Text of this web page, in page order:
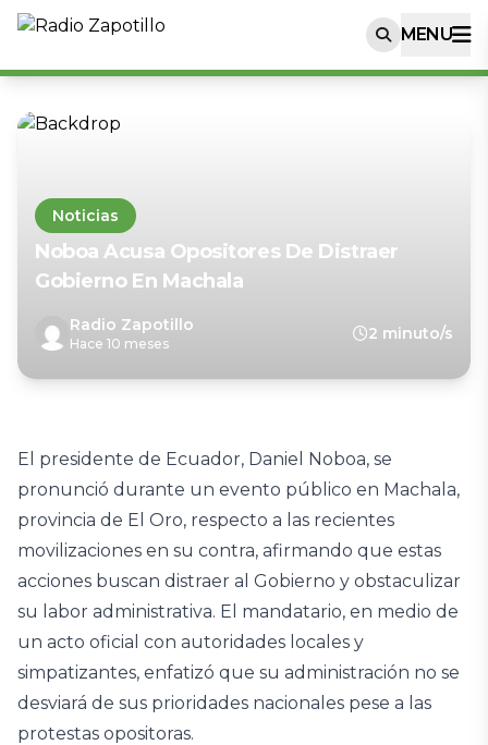
MENU
Noticias
Noboa Acusa Opositores De Distraer
Gobierno En Machala
Radio Zapotillo
Hace 10 meses
2 minuto/s
El presidente de Ecuador, Daniel Noboa, se
pronunció durante un evento público en Machala,
provincia de El Oro, respecto a las recientes
movilizaciones en su contra, afirmando que estas
acciones buscan distraer al Gobierno y obstaculizar
su labor administrativa. El mandatario, en medio de
un acto oficial con autoridades locales y
simpatizantes, enfatizó que su administración no se
desviará de sus prioridades nacionales pese a las
protestas opositoras.